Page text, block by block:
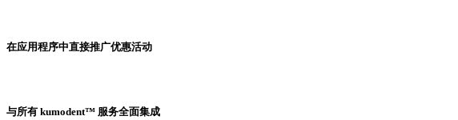
在应用程序中直接推广优惠活动
与所有 kumodent™ 服务全面集成